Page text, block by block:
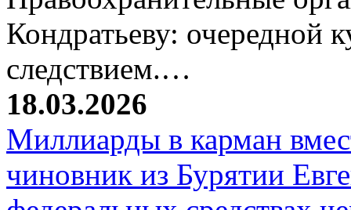
Кондратьеву: очередной
следствием.…
18.03.2026
Миллиарды в карман
чиновник из Бурятии